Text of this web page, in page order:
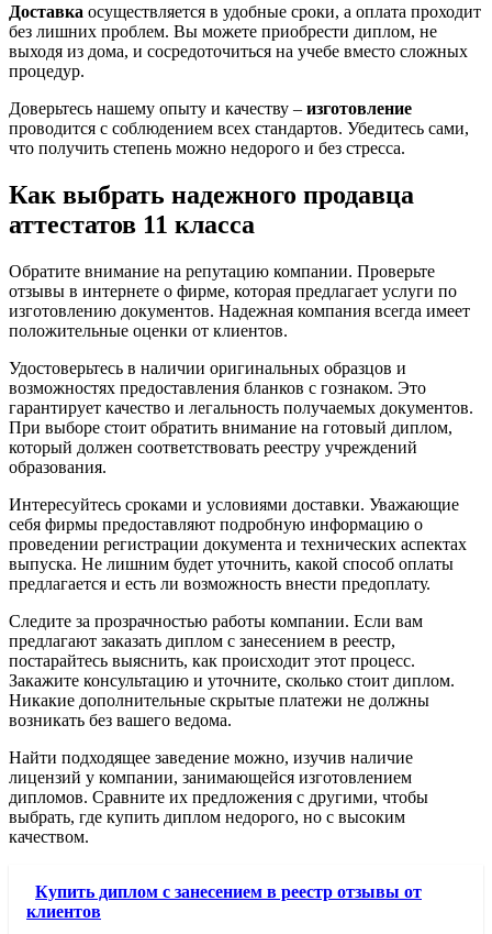
Доставка осуществляется в удобные сроки, а оплата проходит
без лишних проблем. Вы можете приобрести диплом, не
выходя из дома, и сосредоточиться на учебе вместо сложных
процедур.
Доверьтесь нашему опыту и качеству – изготовление
проводится с соблюдением всех стандартов. Убедитесь сами,
что получить степень можно недорого и без стресса.
Как выбрать надежного продавца
аттестатов 11 класса
Обратите внимание на репутацию компании. Проверьте
отзывы в интернете о фирме, которая предлагает услуги по
изготовлению документов. Надежная компания всегда имеет
положительные оценки от клиентов.
Удостоверьтесь в наличии оригинальных образцов и
возможностях предоставления бланков с гознаком. Это
гарантирует качество и легальность получаемых документов.
При выборе стоит обратить внимание на готовый диплом,
который должен соответствовать реестру учреждений
образования.
Интересуйтесь сроками и условиями доставки. Уважающие
себя фирмы предоставляют подробную информацию о
проведении регистрации документа и технических аспектах
выпуска. Не лишним будет уточнить, какой способ оплаты
предлагается и есть ли возможность внести предоплату.
Следите за прозрачностью работы компании. Если вам
предлагают заказать диплом с занесением в реестр,
постарайтесь выяснить, как происходит этот процесс.
Закажите консультацию и уточните, сколько стоит диплом.
Никакие дополнительные скрытые платежи не должны
возникать без вашего ведома.
Найти подходящее заведение можно, изучив наличие
лицензий у компании, занимающейся изготовлением
дипломов. Сравните их предложения с другими, чтобы
выбрать, где купить диплом недорого, но с высоким
качеством.
Купить диплом с занесением в реестр отзывы от
клиентов